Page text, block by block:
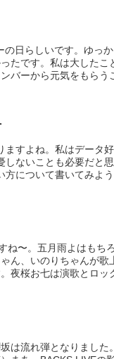
日らしいです。ゆっ
たです。私は大した
バーから元気をもらう
ますよね。私はデータ
しないことも必要だと
について書いてみよう
ね〜。五月雨よはもち
ん、いのりちゃんが
夜桜お七は演歌とロッ
は流れ弾となりました